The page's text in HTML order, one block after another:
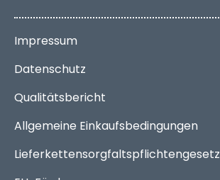
Impressum
Datenschutz
Qualitätsbericht
Allgemeine Einkaufsbedingungen
Lieferkettensorgfaltspflichtengesetz